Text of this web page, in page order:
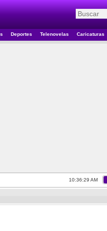
Deportes Telenovelas Caricaturas
10:36:30 AM